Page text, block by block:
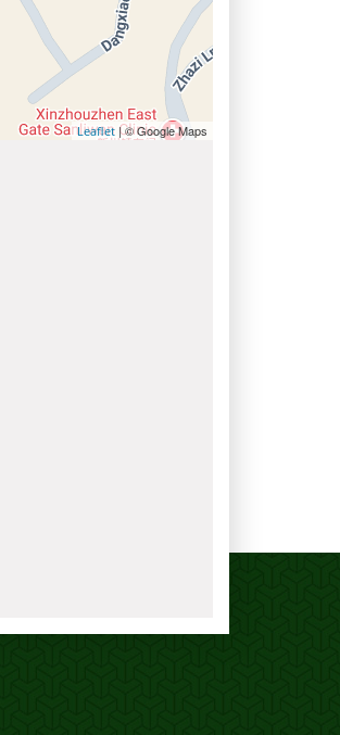
Leaflet | © Google Maps